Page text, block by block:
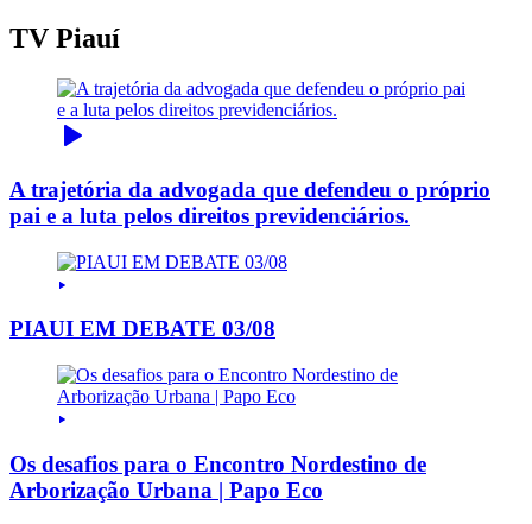
TV Piauí
A trajetória da advogada que defendeu o próprio
pai e a luta pelos direitos previdenciários.
PIAUI EM DEBATE 03/08
Os desafios para o Encontro Nordestino de
Arborização Urbana | Papo Eco